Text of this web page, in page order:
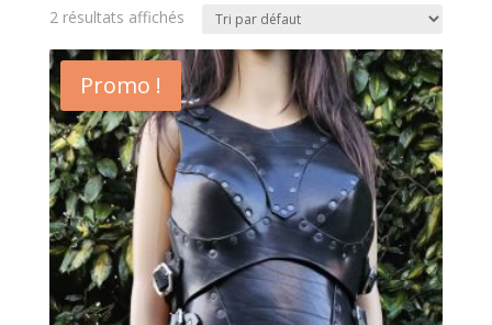
2 résultats affichés
Promo !